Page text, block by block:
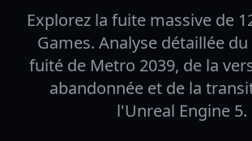
Explorez la fuite massive de
Games. Analyse détaillée
fuité de Metro 2039, de la
abandonnée et de la
l'Unreal Engine 5.